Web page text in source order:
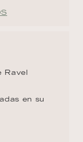
Ravel
en su